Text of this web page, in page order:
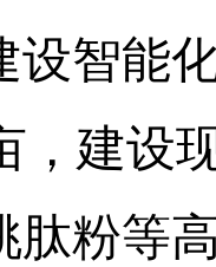
设智能
，建设
肽粉等